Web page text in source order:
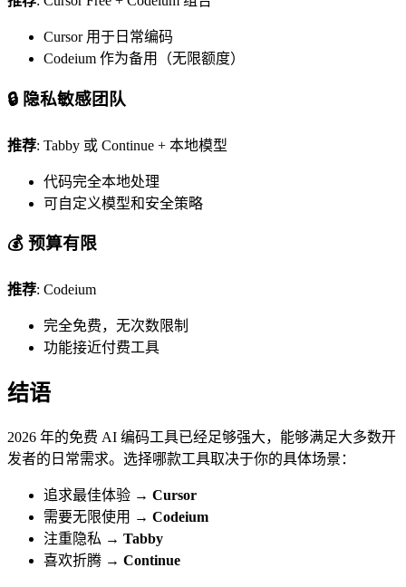
Cursor 用于日常编码
Codeium 作为备用（无限额度）
🔒 隐私敏感团队
推荐: Tabby 或 Continue + 本地模型
代码完全本地处理
可自定义模型和安全策略
💰 预算有限
推荐: Codeium
完全免费，无次数限制
功能接近付费工具
结语
2026 年的免费 AI 编码工具已经足够强大，能够满足大多数开
发者的日常需求。选择哪款工具取决于你的具体场景：
追求最佳体验 → Cursor
需要无限使用 → Codeium
注重隐私 → Tabby
喜欢折腾 → Continue